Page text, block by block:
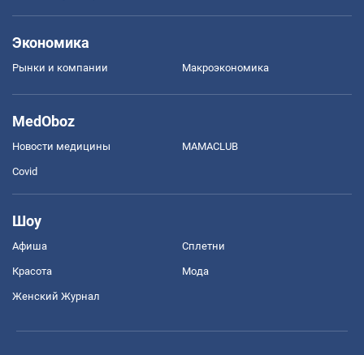
Экономика
Рынки и компании Mакроэкономика
MedOboz
Новости медицины MAMACLUB
Covid
Шоу
Афиша Сплетни
Красота Мода
Женский Журнал